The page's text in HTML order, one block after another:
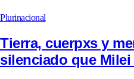
Plurinacional
Tierra, cuerpxs y
silenciado que